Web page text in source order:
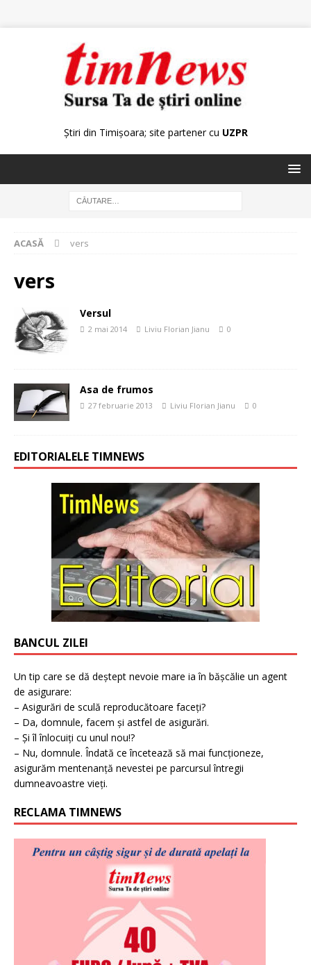
Știri din Timișoara; site partener cu UZPR
ACASĂ vers
vers
Versul
2 mai 2014 Liviu Florian Jianu 0
Asa de frumos
27 februarie 2013 Liviu Florian Jianu 0
EDITORIALELE TIMNEWS
BANCUL ZILEI
Un tip care se dă deștept nevoie mare ia în bășcălie un agent
de asigurare:
– Asigurări de sculă reproducătoare faceți?
– Da, domnule, facem și astfel de asigurări.
– Și îl înlocuiți cu unul nou!?
– Nu, domnule. Îndată ce încetează să mai funcționeze,
asigurăm mentenanță nevestei pe parcursul întregii
dumneavoastre vieți.
RECLAMA TIMNEWS